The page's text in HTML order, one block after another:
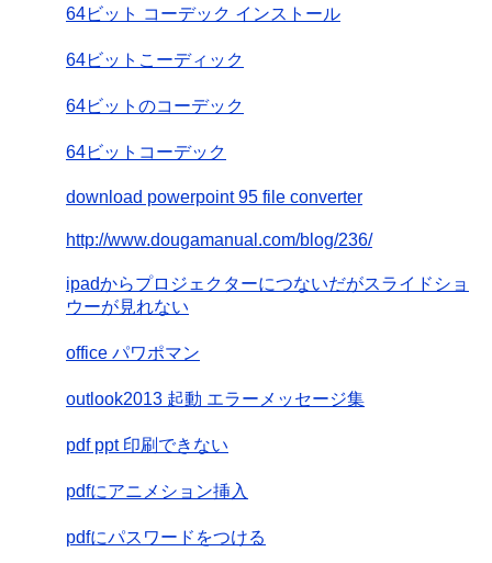
64ビット コーデック インストール
64ビットこーディック
64ビットのコーデック
64ビットコーデック
download powerpoint 95 file converter
http://www.dougamanual.com/blog/236/
ipadからプロジェクターにつないだがスライドショ
ウーが見れない
office パワポマン
outlook2013 起動 エラーメッセージ集
pdf ppt 印刷できない
pdfにアニメション挿入
pdfにパスワードをつける